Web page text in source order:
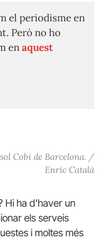
el periodisme en
Però no ho
enaquest
Cobi de Barcelona. /
Enric Català
Hi ha d’haver un
els serveis
i moltes més